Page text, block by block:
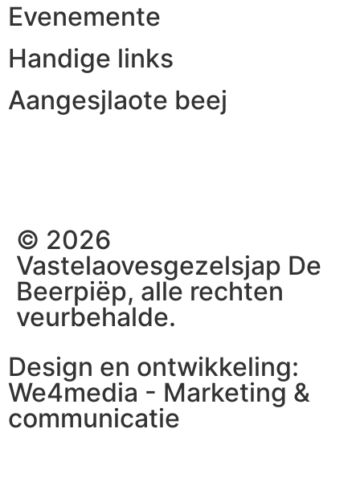
Evenemente
Handige links
Aangesjlaote beej
© 2026
Vastelaovesgezelsjap De
Beerpiëp, alle rechten
veurbehalde.
Design en ontwikkeling:
We4media - Marketing &
communicatie